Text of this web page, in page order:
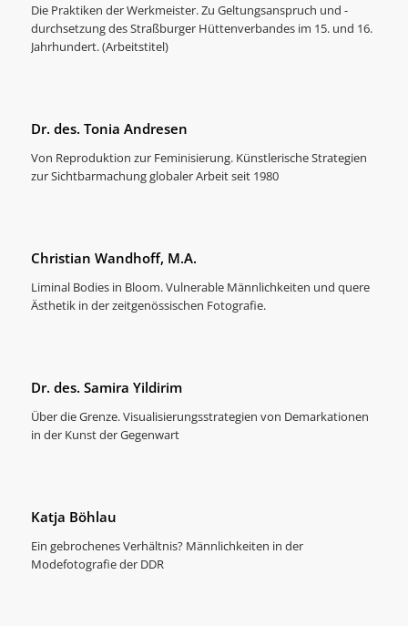
Die Praktiken der Werkmeister. Zu Geltungsanspruch und -
durchsetzung des Straßburger Hüttenverbandes im 15. und 16.
Jahrhundert. (Arbeitstitel)
Dr. des. Tonia Andresen
Von Reproduktion zur Feminisierung. Künstlerische Strategien
zur Sichtbarmachung globaler Arbeit seit 1980
Christian Wandhoff, M.A.
Liminal Bodies in Bloom. Vulnerable Männlichkeiten und quere
Ästhetik in der zeitgenössischen Fotografie.
Dr. des. Samira Yildirim
Über die Grenze. Visualisierungsstrategien von Demarkationen
in der Kunst der Gegenwart
Katja Böhlau
Ein gebrochenes Verhältnis? Männlichkeiten in der
Modefotografie der DDR